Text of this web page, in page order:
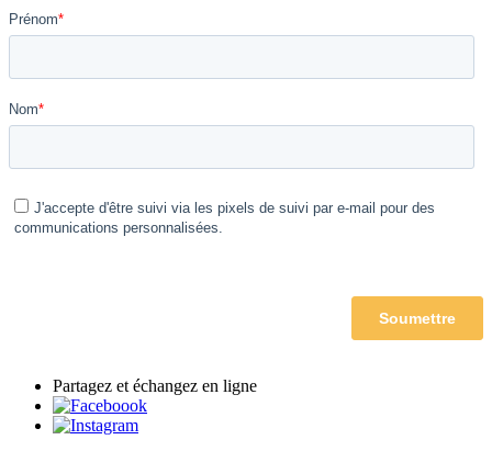
Partagez et échangez en ligne